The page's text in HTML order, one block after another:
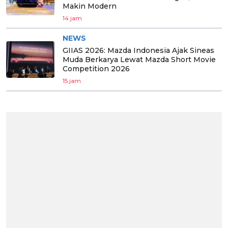
Makin Modern
14 jam
NEWS
GIIAS 2026: Mazda Indonesia Ajak Sineas
Muda Berkarya Lewat Mazda Short Movie
Competition 2026
15 jam